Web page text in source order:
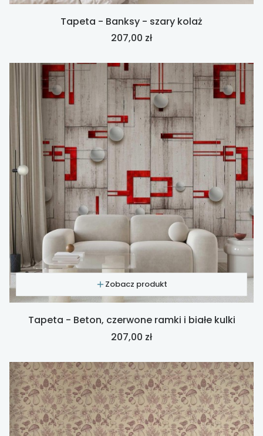
Tapeta - Banksy - szary kolaż
Cena
207,00 zł
Zobacz produkt
Tapeta - Beton, czerwone ramki i białe kulki
Cena
207,00 zł